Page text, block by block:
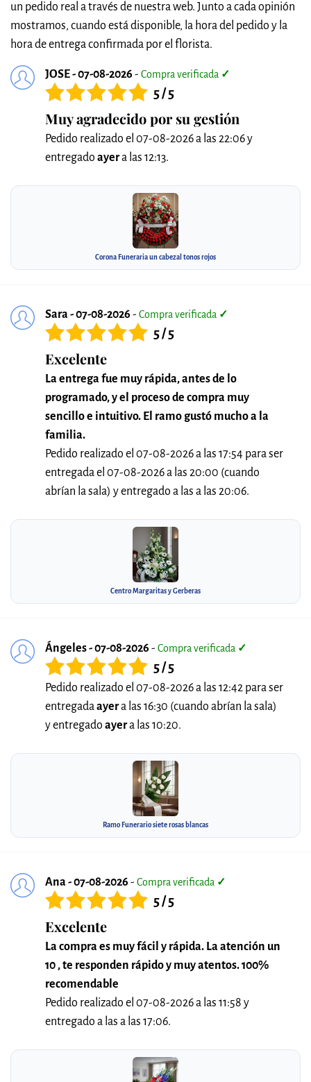
un pedido real a través de nuestra web. Junto a cada opinión
mostramos, cuando está disponible, la hora del pedido y la
hora de entrega confirmada por el florista.
JOSE - 07-08-2026 - Compra verificada ✓
5 / 5
Muy agradecido por su gestión
Pedido realizado el 07-08-2026 a las 22:06 y
entregado ayera las 12:13.
Corona Funeraria un cabezal tonos rojos
Sara - 07-08-2026 - Compra verificada ✓
5 / 5
Excelente
La entrega fue muy rápida, antes de lo
programado, y el proceso de compra muy
sencillo e intuitivo. El ramo gustó mucho a la
familia.
Pedido realizado el 07-08-2026 a las 17:54 para ser
entregada el 07-08-2026 a las 20:00 (cuando
abrían la sala) y entregado a las a las 20:06.
Centro Margaritas y Gerberas
Ángeles - 07-08-2026 - Compra verificada ✓
5 / 5
Pedido realizado el 07-08-2026 a las 12:42 para ser
entregadaayera las 16:30 (cuando abrían la sala)
y entregado ayera las 10:20.
Ramo Funerario siete rosas blancas
Ana - 07-08-2026 - Compra verificada ✓
5 / 5
Excelente
La compra es muy fácil y rápida. La atención un
10 , te responden rápido y muy atentos. 100%
recomendable
Pedido realizado el 07-08-2026 a las 11:58 y
entregado a las a las 17:06.